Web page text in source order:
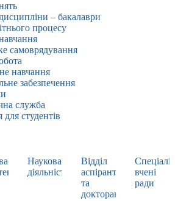
– бакалаври
процесу
самоврядування
навчання
забезпечення
служба
для студентів
Наукова
діяльність
Відділ
аспірантури
та
докторантури
вчені
ради